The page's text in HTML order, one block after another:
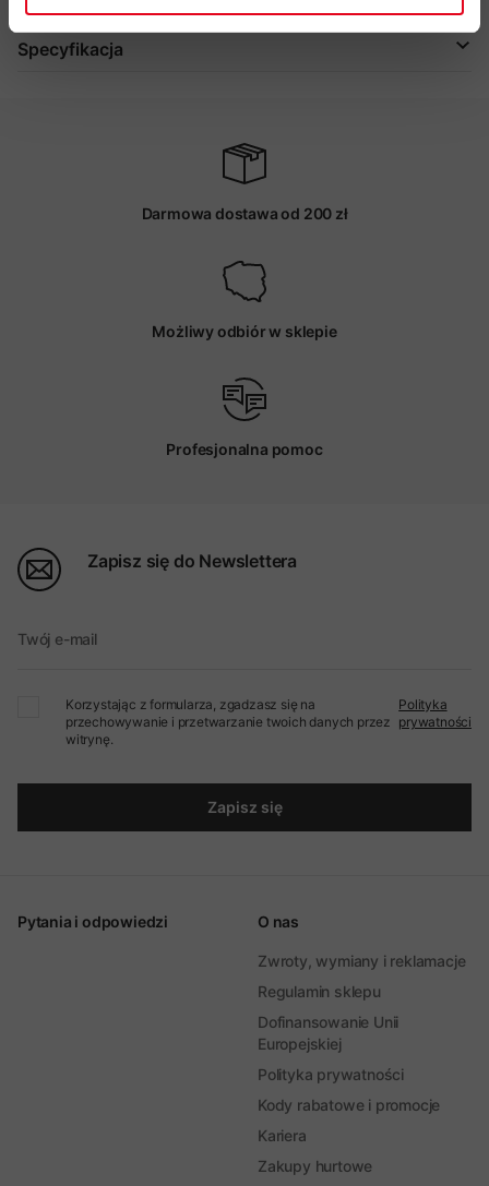
Specyfikacja
Darmowa dostawa od 200 zł
Możliwy odbiór w sklepie
Profesjonalna pomoc
Zapisz się do Newslettera
Twój e-mail
Korzystając z formularza, zgadzasz się na
przechowywanie i przetwarzanie twoich danych przez
witrynę.
Polityka
prywatności
Zapisz się
Pytania i odpowiedzi O nas
Zwroty, wymiany i reklamacje
Regulamin sklepu
Dofinansowanie Unii
Europejskiej
Polityka prywatności
Kody rabatowe i promocje
Kariera
Zakupy hurtowe